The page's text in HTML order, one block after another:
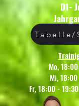
D1-
Tabelle/
Mo,
Mi,
Fr, 18:00 -